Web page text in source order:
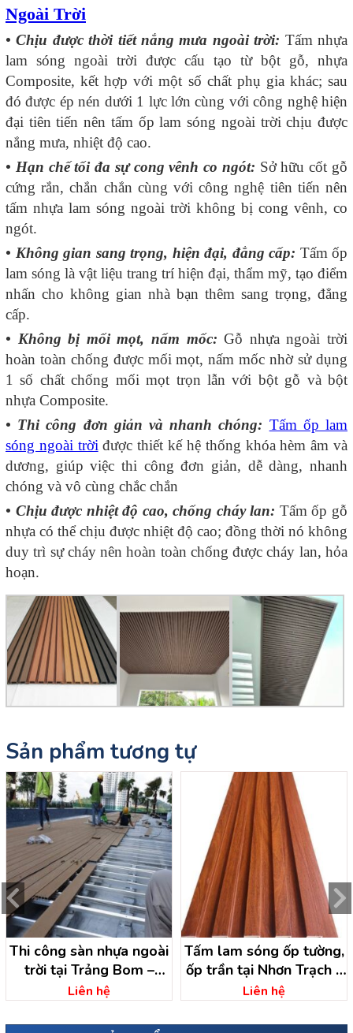
Ngoài Trời
• Chịu được thời tiết nắng mưa ngoài trời: Tấm nhựa
lam sóng ngoài trời được cấu tạo từ bột gỗ, nhựa
Composite, kết hợp với một số chất phụ gia khác; sau
đó được ép nén dưới 1 lực lớn cùng với công nghệ hiện
đại tiên tiến nên tấm ốp lam sóng ngoài trời chịu được
nắng mưa, nhiệt độ cao.
• Hạn chế tối đa sự cong vênh co ngót: Sở hữu cốt gỗ
cứng rắn, chắn chắn cùng với công nghệ tiên tiến nên
tấm nhựa lam sóng ngoài trời không bị cong vênh, co
ngót.
• Không gian sang trọng, hiện đại, đẳng cấp: Tấm ốp
lam sóng là vật liệu trang trí hiện đại, thẩm mỹ, tạo điểm
nhấn cho không gian nhà bạn thêm sang trọng, đẳng
cấp.
• Không bị mối mọt, nấm mốc: Gỗ nhựa ngoài trời
hoàn toàn chống được mối mọt, nấm mốc nhờ sử dụng
1 số chất chống mối mọt trọn lẫn với bột gỗ và bột
nhựa Composite.
• Thi công đơn giản và nhanh chóng: Tấm ốp lam
sóng ngoài trời được thiết kế hệ thống khóa hèm âm và
dương, giúp việc thi công đơn giản, dễ dàng, nhanh
chóng và vô cùng chắc chắn
• Chịu được nhiệt độ cao, chống cháy lan: Tấm ốp gỗ
nhựa có thể chịu được nhiệt độ cao; đồng thời nó không
duy trì sự cháy nên hoàn toàn chống được cháy lan, hỏa
hoạn.
Sản phẩm tương tự
Thi công sàn nhựa ngoài
trời tại Trảng Bom –
Đồng Nai
Liên hệ
Tấm lam sóng ốp tường,
ốp trần tại Nhơn Trạch –
Đồng Nai
Liên hệ